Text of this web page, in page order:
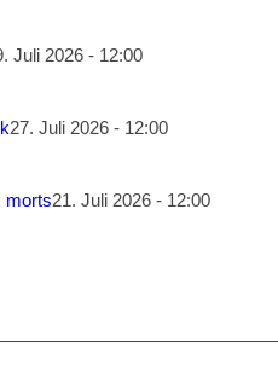
Juli 2026 - 12:00
27. Juli 2026 - 12:00
morts21. Juli 2026 - 12:00